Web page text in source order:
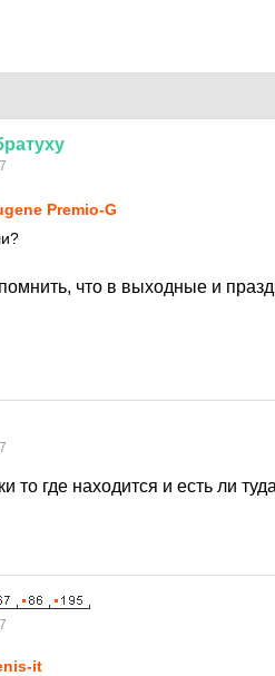
Premio-G
что в выходные и
то где находится и есть ли
it